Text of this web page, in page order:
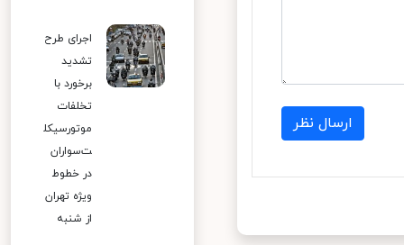
ارسال نظر
اجرای طرح
تشدید
برخورد با
تخلفات
موتورسیکل
ت‌سواران
در خطوط
ویژه تهران
از شنبه